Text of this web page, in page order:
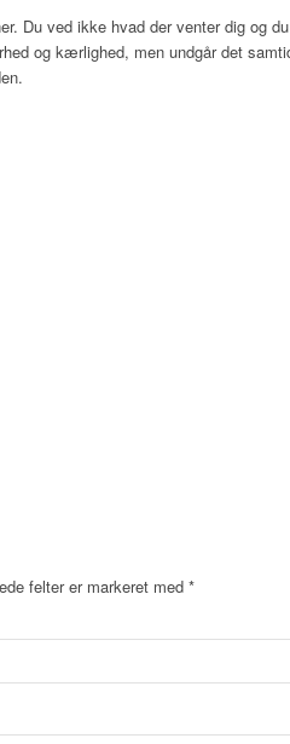
Du ved ikke hvad der venter dig og
og kærlighed, men undgår det
felter er markeret med *